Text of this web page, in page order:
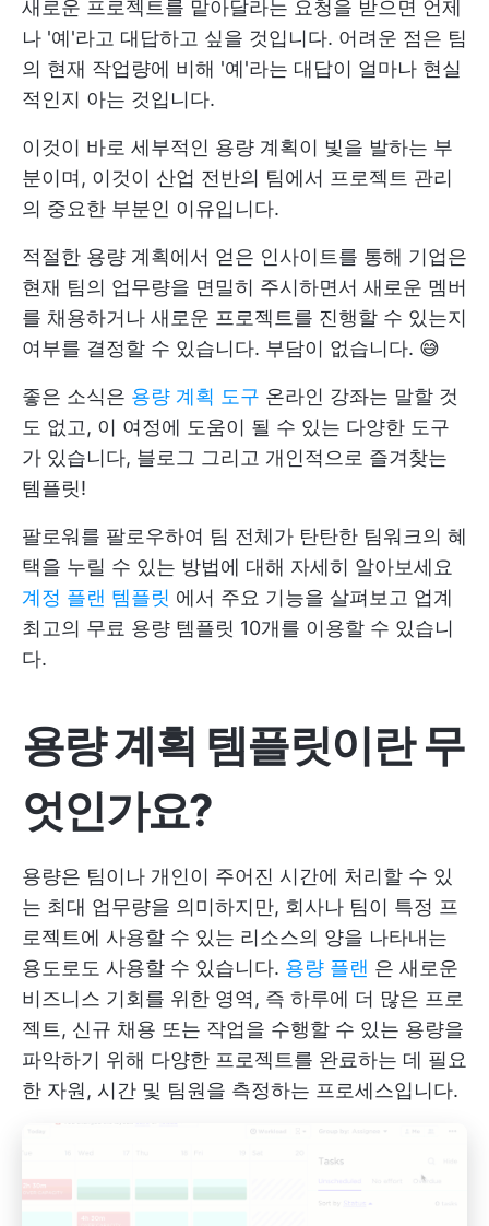
새로운 프로젝트를 맡아달라는 요청을 받으면 언제
나 '예'라고 대답하고 싶을 것입니다. 어려운 점은 팀
의 현재 작업량에 비해 '예'라는 대답이 얼마나 현실
적인지 아는 것입니다.
이것이 바로 세부적인 용량 계획이 빛을 발하는 부
분이며, 이것이 산업 전반의 팀에서 프로젝트 관리
의 중요한 부분인 이유입니다.
적절한 용량 계획에서 얻은 인사이트를 통해 기업은
현재 팀의 업무량을 면밀히 주시하면서 새로운 멤버
를 채용하거나 새로운 프로젝트를 진행할 수 있는지
여부를 결정할 수 있습니다. 부담이 없습니다. 😅
좋은 소식은 용량 계획 도구 온라인 강좌는 말할 것
도 없고, 이 여정에 도움이 될 수 있는 다양한 도구
가 있습니다, 블로그 그리고 개인적으로 즐겨찾는
템플릿!
팔로워를 팔로우하여 팀 전체가 탄탄한 팀워크의 혜
택을 누릴 수 있는 방법에 대해 자세히 알아보세요
계정 플랜 템플릿 에서 주요 기능을 살펴보고 업계
최고의 무료 용량 템플릿 10개를 이용할 수 있습니
다.
용량 계획 템플릿이란 무
엇인가요?
용량은 팀이나 개인이 주어진 시간에 처리할 수 있
는 최대 업무량을 의미하지만, 회사나 팀이 특정 프
로젝트에 사용할 수 있는 리소스의 양을 나타내는
용도로도 사용할 수 있습니다. 용량 플랜 은 새로운
비즈니스 기회를 위한 영역, 즉 하루에 더 많은 프로
젝트, 신규 채용 또는 작업을 수행할 수 있는 용량을
파악하기 위해 다양한 프로젝트를 완료하는 데 필요
한 자원, 시간 및 팀원을 측정하는 프로세스입니다.